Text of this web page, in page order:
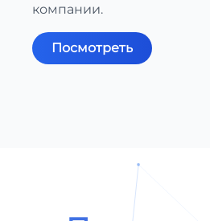
компании.
Посмотреть